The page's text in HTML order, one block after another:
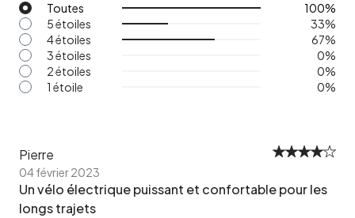
Toutes
100%
5 étoiles
33%
4 étoiles
67%
3 étoiles
0%
2 étoiles
0%
1 étoile
0%
Pierre
04 février 2023
Un vélo électrique puissant et confortable pour les
longs trajets